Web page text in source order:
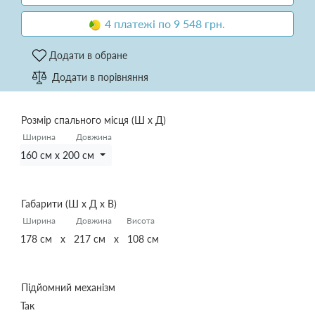
4 платежі по 9 548 грн.
Додати в обране
Додати в порівняння
Розмір спального місця (Ш х Д)
Ширина Довжина
160 см x 200 см
Габарити (Ш х Д х В)
Ширина Довжина Висота
178 см x 217 см x 108 см
Підйомний механізм
Так